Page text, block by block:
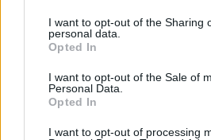
not limited to your visit or usage
grant or deny consent to Google
use your data for below specified
consent section.
I want to opt-out of the Sharing
personal data.
Opted In
I want to opt-out of the Sale of
Personal Data.
Opted In
I want to opt-out of processing